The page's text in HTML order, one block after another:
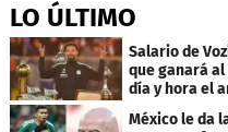
LO ÚLTIMO
Salario de
que ganará al
día y hora el
Cabo Verde
México le da